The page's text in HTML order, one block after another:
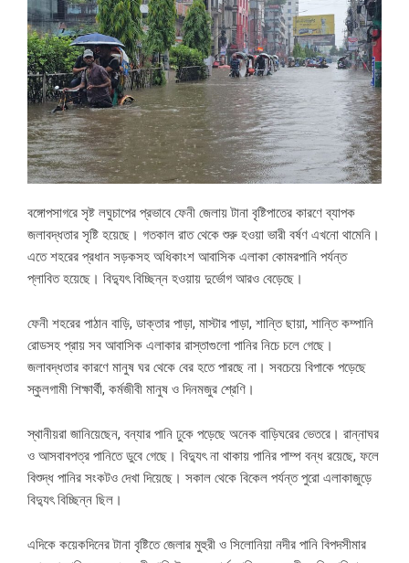
বঙ্গোপসাগরে সৃষ্ট লঘুচাপের প্রভাবে ফেনী জেলায় টানা বৃষ্টিপাতের কারণে ব্যাপক
জলাবদ্ধতার সৃষ্টি হয়েছে। গতকাল রাত থেকে শুরু হওয়া ভারী বর্ষণ এখনো থামেনি।
এতে শহরের প্রধান সড়কসহ অধিকাংশ আবাসিক এলাকা কোমরপানি পর্যন্ত
প্লাবিত হয়েছে। বিদ্যুৎ বিচ্ছিন্ন হওয়ায় দুর্ভোগ আরও বেড়েছে।
ফেনী শহরের পাঠান বাড়ি, ডাক্তার পাড়া, মাস্টার পাড়া, শান্তি ছায়া, শান্তি কম্পানি
রোডসহ প্রায় সব আবাসিক এলাকার রাস্তাগুলো পানির নিচে চলে গেছে।
জলাবদ্ধতার কারণে মানুষ ঘর থেকে বের হতে পারছে না। সবচেয়ে বিপাকে পড়েছে
স্কুলগামী শিক্ষার্থী, কর্মজীবী মানুষ ও দিনমজুর শ্রেণি।
স্থানীয়রা জানিয়েছেন, বন্যার পানি ঢুকে পড়েছে অনেক বাড়িঘরের ভেতরে। রান্নাঘর
ও আসবাবপত্র পানিতে ডুবে গেছে। বিদ্যুৎ না থাকায় পানির পাম্প বন্ধ রয়েছে, ফলে
বিশুদ্ধ পানির সংকটও দেখা দিয়েছে। সকাল থেকে বিকেল পর্যন্ত পুরো এলাকাজুড়ে
বিদ্যুৎ বিচ্ছিন্ন ছিল।
এদিকে কয়েকদিনের টানা বৃষ্টিতে জেলার মুহুরী ও সিলোনিয়া নদীর পানি বিপদসীমার